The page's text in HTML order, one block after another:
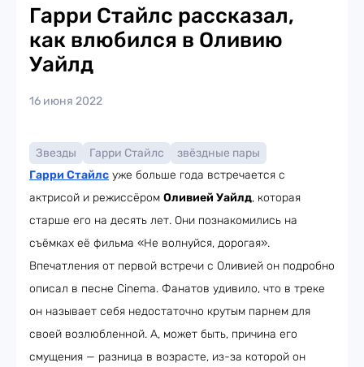
Гарри Стайлс рассказал,
как влюбился в Оливию
Уайлд
16 июня 2022
Звезды Гарри Стайлс
звёздные пары
Гарри Стайлс уже больше года встречается с
актрисой и режиссёром Оливией Уайлд, которая
старше его на десять лет. Они познакомились на
съёмках её фильма «Не волнуйся, дорогая».
Впечатления от первой встречи с Оливией он подробно
описал в песне Cinema. Фанатов удивило, что в треке
он называет себя недостаточно крутым парнем для
своей возлюбленной. А, может быть, причина его
смущения — разница в возрасте, из-за которой он